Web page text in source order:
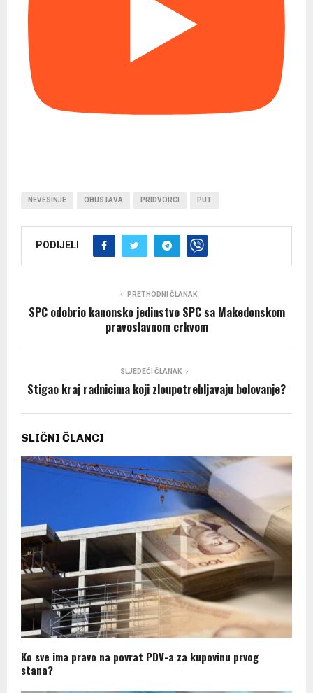
NEVESINJE OBUSTAVA PRIDVORCI PUT
PODIJELI
PRETHODNI ČLANAK
SPC odobrio kanonsko jedinstvo SPC sa Makedonskom
pravoslavnom crkvom
SLJEDEĆI ČLANAK
Stigao kraj radnicima koji zloupotrebljavaju bolovanje?
SLIČNI ČLANCI
Ko sve ima pravo na povrat PDV-a za kupovinu prvog
stana?